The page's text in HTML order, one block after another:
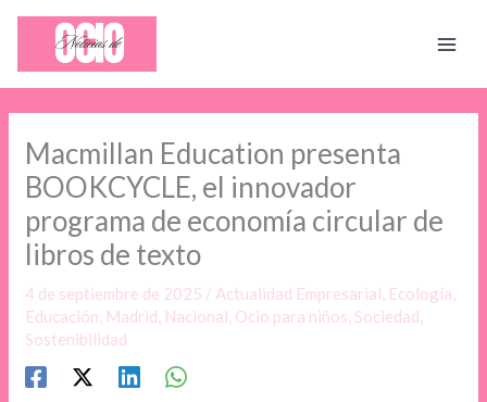
contenido
Macmillan Education presenta
BOOKCYCLE, el innovador
programa de economía circular de
libros de texto
4 de septiembre de 2025 / Actualidad Empresarial, Ecología,
Educación, Madrid, Nacional, Ocio para niños, Sociedad,
Sostenibilidad